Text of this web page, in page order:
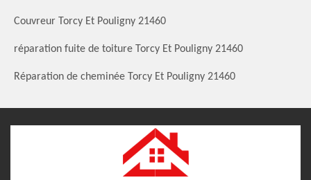
Couvreur Torcy Et Pouligny 21460
réparation fuite de toiture Torcy Et Pouligny 21460
Réparation de cheminée Torcy Et Pouligny 21460